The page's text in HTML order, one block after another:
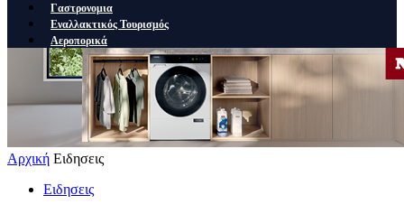
Γαστρονομια
Εναλλακτικός Τουρισμός
Αεροπορικά
Αρχική Ειδησεις
Ειδησεις